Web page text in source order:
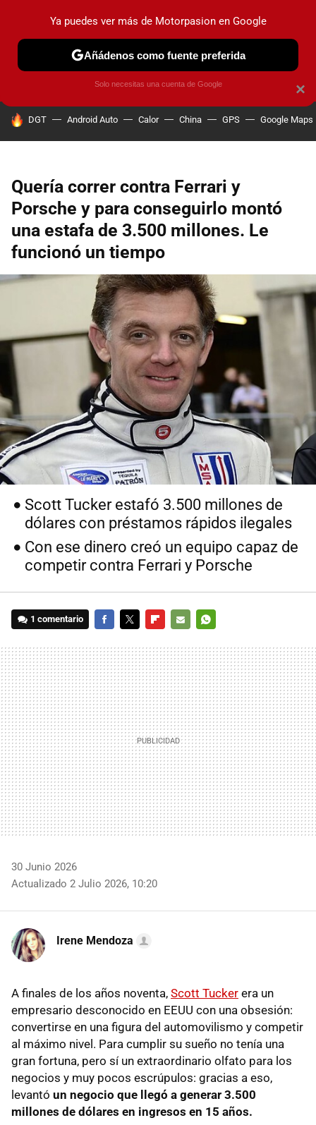
PRUEBAS COCHES ELÉCTRICOS OBSERVATORIO
HOY SE HABLA DE
DGT Android Auto Calor China GPS Google Maps
Quería correr contra Ferrari y
Porsche y para conseguirlo montó
una estafa de 3.500 millones. Le
funcionó un tiempo
Scott Tucker estafó 3.500 millones de
dólares con préstamos rápidos ilegales
Con ese dinero creó un equipo capaz de
competir contra Ferrari y Porsche
1 comentario
MAIL
30 Junio 2026
Actualizado 2 Julio 2026, 10:20
Irene Mendoza
A finales de los años noventa, Scott Tucker era un
empresario desconocido en EEUU con una obsesión:
convertirse en una figura del automovilismo y competir
al máximo nivel. Para cumplir su sueño no tenía una
gran fortuna, pero sí un extraordinario olfato para los
negocios y muy pocos escrúpulos: gracias a eso,
levantó un negocio que llegó a generar 3.500
millones de dólares en ingresos en 15 años.
×
Ya puedes ver más de Motorpasion en Google
Añádenos como fuente preferida
Solo necesitas una cuenta de Google